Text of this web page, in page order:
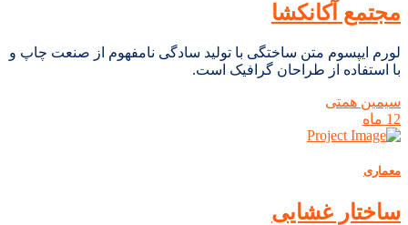
مجتمع آکانکشا
لورم ایپسوم متن ساختگی با تولید سادگی نامفهوم از صنعت چاپ و
با استفاده از طراحان گرافیک است.
سیمین همتی
12 ماه
معماری
ساختار غشایی